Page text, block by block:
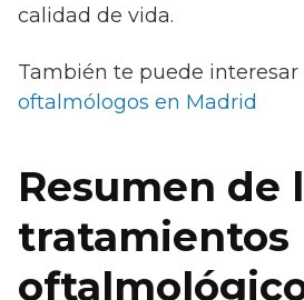
calidad de vida.
También te puede interesar
oftalmólogos en Madrid
Resumen de
tratamientos